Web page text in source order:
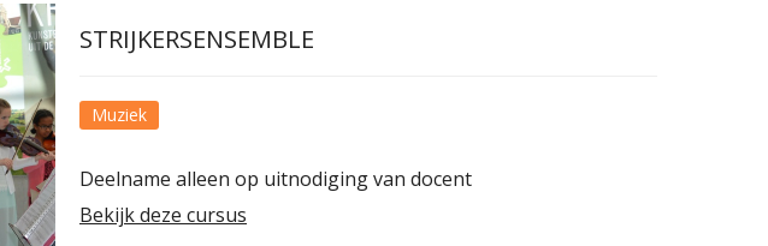
STRIJKERSENSEMBLE
Muziek
Deelname alleen op uitnodiging van docent
Bekijk deze cursus